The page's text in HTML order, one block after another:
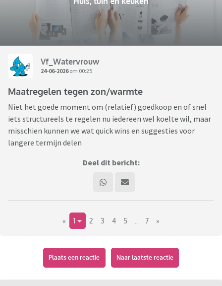
Vf_Watervrouw
24-06-2026om 00:25
Maatregelen tegen zon/warmte
Niet het goede moment om (relatief) goedkoop en of snel
iets structureels te regelen nu iedereen wel koelte wil, maar
misschien kunnen we wat quick wins en suggesties voor
langere termijn delen
Deel dit bericht:
« 1 2 3 4 5 7 »
Plaats een reactie Naar laatste reactie